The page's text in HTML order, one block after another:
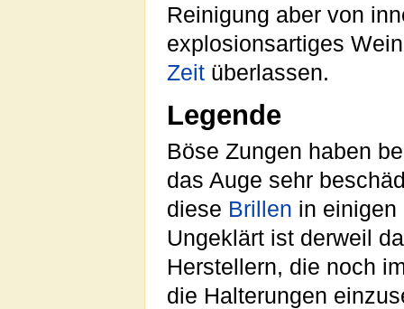
Reinigung aber von
explosionsartiges
Zeit überlassen.
Legende
Böse Zungen haben
das Auge sehr
diese Brillen in einigen
Ungeklärt ist derweil
Herstellern, die noch
die Halterungen